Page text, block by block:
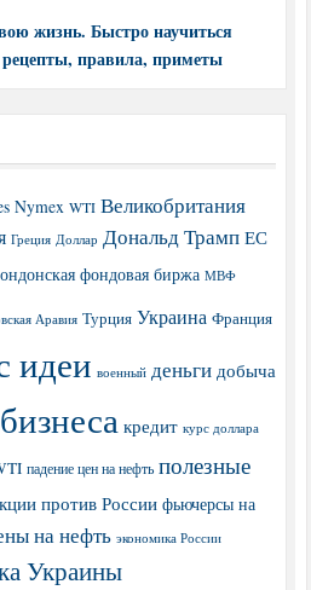
жизнь. Быстро научиться
рецепты, правила, приметы
Nymex WTI Великобритания
Греция Доллар Дональд Трамп ЕС
фондовая биржа МВФ
Аравия Турция Украина Франция
идеи военный деньги добыча
кредит курс доллара
падение цен на нефть полезные
против России фьючерсы на
на нефть экономика России
Украины